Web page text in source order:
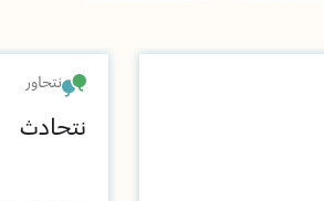
نتحاور
نتحادث